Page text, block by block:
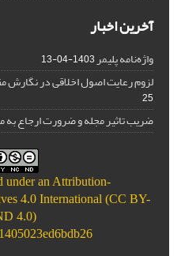
آخرین اخبار
واژه‌نامه پلیمر1403-04-13
لزوم رعایت اصول اخلاقی در نگارش
25
ضریب تاثیر مجله و ضرورت ارجاع به
under an Attribution-
4.0 International (CC BY-
4.0)